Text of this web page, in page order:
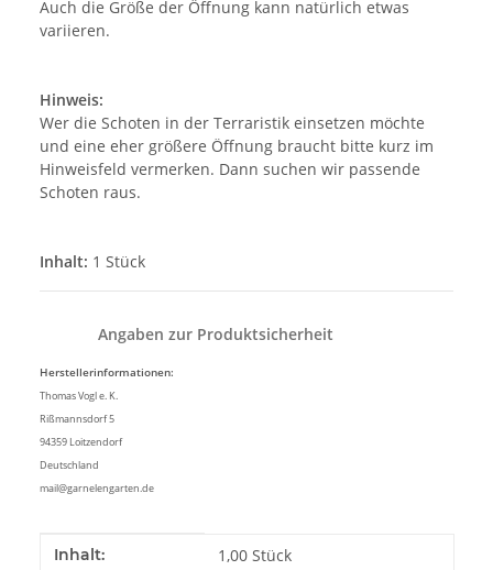
Auch die Größe der Öffnung kann natürlich etwas
variieren.
Hinweis:
Wer die Schoten in der Terraristik einsetzen möchte
und eine eher größere Öffnung braucht bitte kurz im
Hinweisfeld vermerken. Dann suchen wir passende
Schoten raus.
Inhalt: 1 Stück
Angaben zur Produktsicherheit
Herstellerinformationen:
Thomas Vogl e. K.
Rißmannsdorf 5
94359 Loitzendorf
Deutschland
mail@garnelengarten.de
Produkteigenschaft
Wert
Inhalt: 1,00 Stück